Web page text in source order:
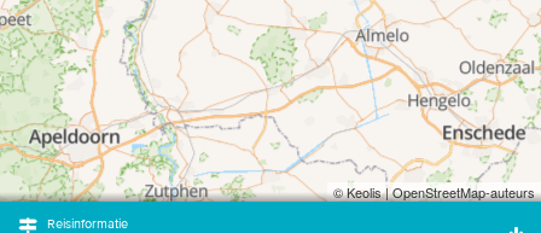
Kies een reisgebied
© Keolis | OpenStreetMap-auteurs
Reisinformatie